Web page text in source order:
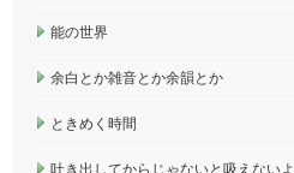
能の世界
余白とか雑音とか余韻とか
ときめく時間
吐き出してからじゃないと吸えないよ